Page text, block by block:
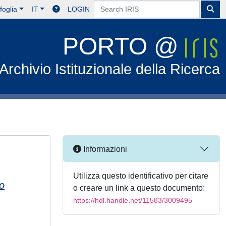
IT LOGIN
PORTO @
Istituzionale della Ricerca
Informazioni
Utilizza questo identificativo per citare
o creare un link a questo documento:
https://hdl.handle.net/11583/3009495